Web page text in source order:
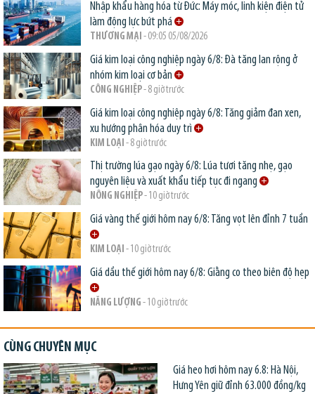
Nhập khẩu hàng hóa từ Đức: Máy móc, linh kiện điện tử
làm động lực bứt phá
THƯƠNG MẠI - 09:05 05/08/2026
Giá kim loại công nghiệp ngày 6/8: Đà tăng lan rộng ở
nhóm kim loại cơ bản
CÔNG NGHIỆP- 8 giờ trước
Giá kim loại công nghiệp ngày 6/8: Tăng giảm đan xen,
xu hướng phân hóa duy trì
KIM LOẠI - 8 giờ trước
Thị trường lúa gạo ngày 6/8: Lúa tươi tăng nhẹ, gạo
nguyên liệu và xuất khẩu tiếp tục đi ngang
NÔNG NGHIỆP- 10 giờ trước
Giá vàng thế giới hôm nay 6/8: Tăng vọt lên đỉnh 7 tuần
KIM LOẠI - 10 giờ trước
Giá dầu thế giới hôm nay 6/8: Giằng co theo biên độ hẹp
NĂNG LƯỢNG - 10 giờ trước
CÙNG CHUYÊN MỤC
Giá heo hơi hôm nay 6.8: Hà Nội,
Hưng Yên giữ đỉnh 63.000 đồng/kg